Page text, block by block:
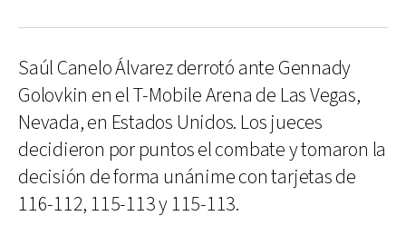
Saúl Canelo Álvarez derrotó ante Gennady
Golovkin en el T-Mobile Arena de Las Vegas,
Nevada, en Estados Unidos. Los jueces
decidieron por puntos el combate y tomaron la
decisión de forma unánime con tarjetas de
116-112, 115-113 y 115-113.